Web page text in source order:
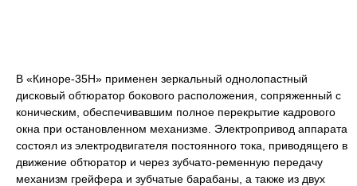
В «Киноре-35Н» применен зеркальный однолопастный
дисковый обтюратор бокового расположения, сопряженный с
коническим, обеспечивавшим полное перекрытие кадрового
окна при остановленном механизме. Электропривод аппарата
состоял из электродвигателя постоянного тока, приводящего в
движение обтюратор и через зубчато-ременную передачу
механизм грейфера и зубчатые барабаны, а также из двух